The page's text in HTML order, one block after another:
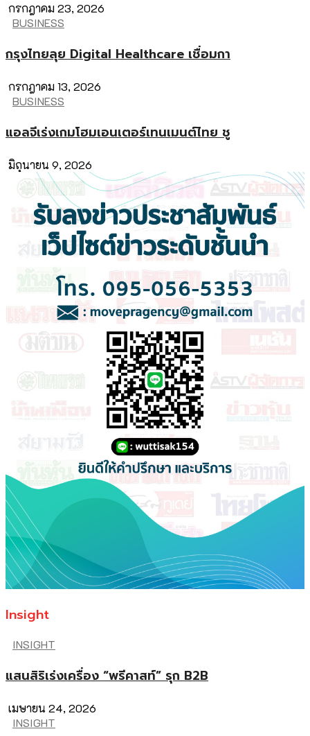
กรกฎาคม 23, 2026
BUSINESS
กรุงไทยลุย Digital Healthcare เชื่อมกา
กรกฎาคม 13, 2026
BUSINESS
แอลจีเร่งเกมโฮมเอนเตอร์เทนเมนต์ไทย ชู
มิถุนายน 9, 2026
Insight
INSIGHT
แสนสิริเร่งเครื่อง “พรีคาสท์” รุก B2B
เมษายน 24, 2026
INSIGHT